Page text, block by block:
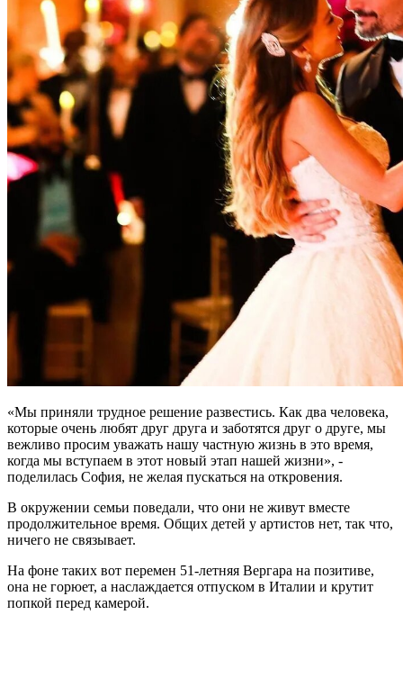
«Мы приняли трудное решение развестись. Как два человека,
которые очень любят друг друга и заботятся друг о друге, мы
вежливо просим уважать нашу частную жизнь в это время,
когда мы вступаем в этот новый этап нашей жизни», -
поделилась София, не желая пускаться на откровения.
В окружении семьи поведали, что они не живут вместе
продолжительное время. Общих детей у артистов нет, так что,
ничего не связывает.
На фоне таких вот перемен 51-летняя Вергара на позитиве,
она не горюет, а наслаждается отпуском в Италии и крутит
попкой перед камерой.